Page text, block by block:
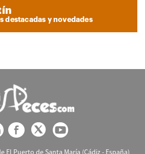
destacadas y novedades
El Puerto de Santa María (Cádiz - España)